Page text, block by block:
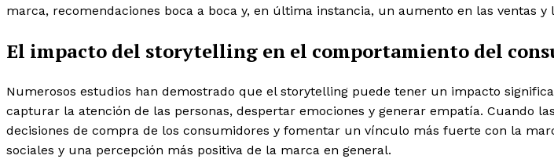
marca, recomendaciones boca a boca y, en última instancia, un aumento en las ventas y
El impacto del storytelling en el comportamiento del
Numerosos estudios han demostrado que el storytelling puede tener un impacto
capturar la atención de las personas, despertar emociones y generar empatía. Cuando
decisiones de compra de los consumidores y fomentar un vínculo más fuerte con la
sociales y una percepción más positiva de la marca en general.